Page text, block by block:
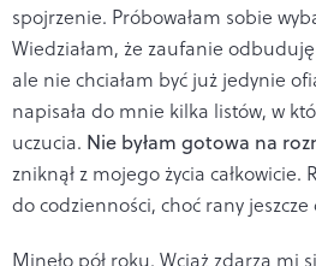
spojrzenie. Próbowałam sobie
Wiedziałam, że zaufanie
ale nie chciałam być już jedynie
napisała do mnie kilka listów, w
uczucia. Nie byłam gotowa na
zniknął z mojego życia całkowicie.
do codzienności, choć rany jeszcze
Minęło pół roku. Wciąż zdarza mi